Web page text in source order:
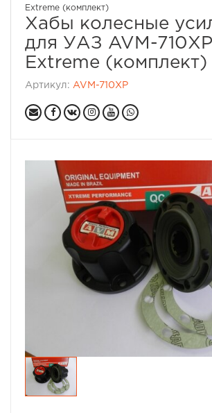
Extreme (комплект)
Хабы колесные
для УАЗ AVM-
Extreme (комплект)
Артикул: AVM-710XP